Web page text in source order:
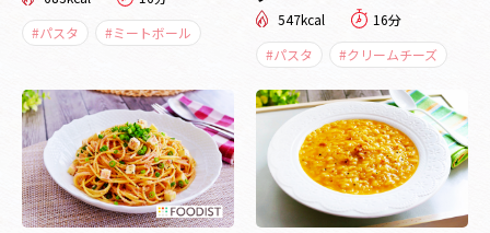
#パスタ
#ミートボール
547kcal
16分
#パスタ
#クリームチーズ